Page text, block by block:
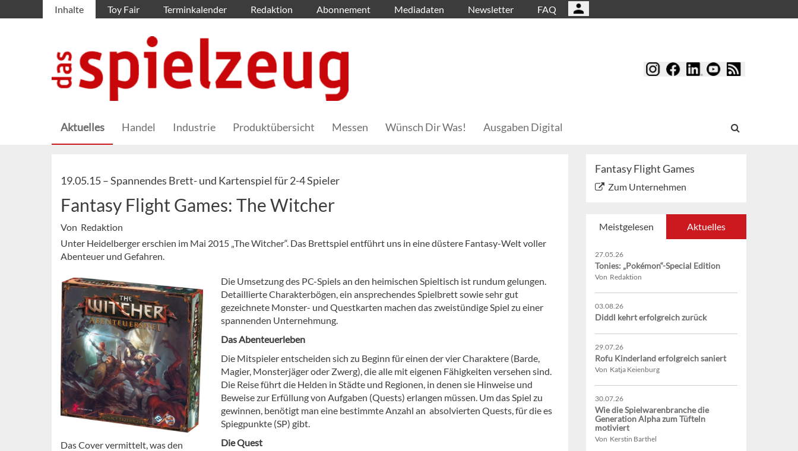
Inhalte Toy Fair Terminkalender Redaktion Abonnement Mediadaten Newsletter FAQ
Aktuelles Handel Industrie Produktübersicht Messen Wünsch Dir Was! Ausgaben Digital
19.05.15 –Spannendes Brett- und Kartenspiel für 2-4 Spieler
Fantasy Flight Games: The Witcher
Von Redaktion
Unter Heidelberger erschien im Mai 2015 „The Witcher“. Das Brettspiel entführt uns in eine düstere Fantasy-Welt voller
Abenteuer und Gefahren.
Das Cover vermittelt, was den
Die Umsetzung des PC-Spiels an den heimischen Spieltisch ist rundum gelungen.
Detaillierte Charakterbögen, ein ansprechendes Spielbrett sowie sehr gut
gezeichnete Monster- und Questkarten machen das zweistündige Spiel zu einer
spannenden Unternehmung.
Das Abenteuerleben
Die Mitspieler entscheiden sich zu Beginn für einen der vier Charaktere (Barde,
Magier, Monsterjäger oder Zwerg), die alle mit eigenen Fähigkeiten versehen sind.
Die Reise führt die Helden in Städte und Regionen, in denen sie Hinweise und
Beweise zur Erfüllung von Aufgaben (Quests) erlangen müssen. Um das Spiel zu
gewinnen, benötigt man eine bestimmte Anzahl an absolvierten Quests, für die es
Spiegpunkte (SP) gibt.
Die Quest
Fantasy Flight Games
Zum Unternehmen
Meistgelesen Aktuelles
27.05.26
Tonies: „Pokémon“-Special Edition
Von Redaktion
03.08.26
Diddl kehrt erfolgreich zurück
29.07.26
Rofu Kinderland erfolgreich saniert
Von Katja Keienburg
30.07.26
Wie die Spielwarenbranche die
Generation Alpha zum Tüfteln
motiviert
Von Kerstin Barthel